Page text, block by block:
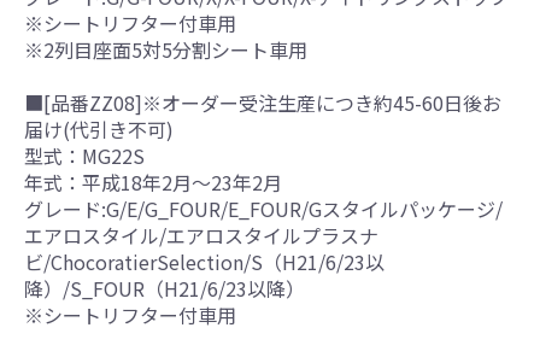
※シートリフター付車用
※2列目座面5対5分割シート車用
■[品番ZZ08]※オーダー受注生産につき約45-60日後お
届け(代引き不可)
型式：MG22S
年式：平成18年2月～23年2月
グレード:G/E/G_FOUR/E_FOUR/Gスタイルパッケージ/
エアロスタイル/エアロスタイルプラスナ
ビ/ChocoratierSelection/S（H21/6/23以
降）/S_FOUR（H21/6/23以降）
※シートリフター付車用